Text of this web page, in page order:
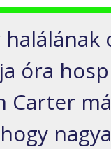
óra
Carter